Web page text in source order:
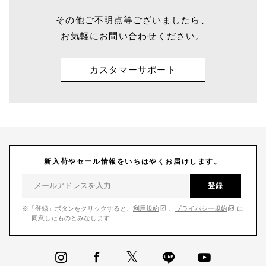
その他ご不明点等ございましたら、
お気軽にお問い合わせください。
カスタマーサポート
新入荷やセール情報をいちはやくお届けします。
登録
※「登録」ボタンをクリックすると、 利用規約 プライバシー規約
に
同意したものとみなします